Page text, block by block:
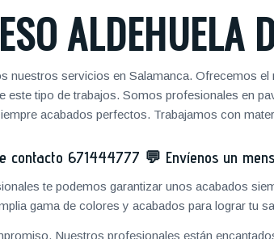
ALDEHUELA
nuestros servicios en Salamanca. Ofrecemos
este tipo de trabajos. Somos profesionales en
acabados perfectos. Trabajamos con
contacto 671444777 💬 Envíenos un
te podemos garantizar unos acabados
gama de colores y acabados para lograr tu
Nuestros profesionales están